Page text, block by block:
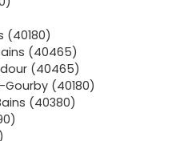
pour les soirées d’été, le tout
aux dernières normes. Tu as
démarres tout juste ta
les disponibilités,
et les budgets, et
neuve à Narrosse
Vivre dans le neuf, je t’aide à
et à passer de l’idée
(40180)
(40465)
(40465)
(40180)
(40380)